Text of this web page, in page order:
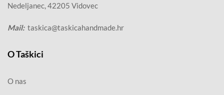
Nedeljanec, 42205 Vidovec
Mail: taskica@taskicahandmade.hr
O Taškici
O nas